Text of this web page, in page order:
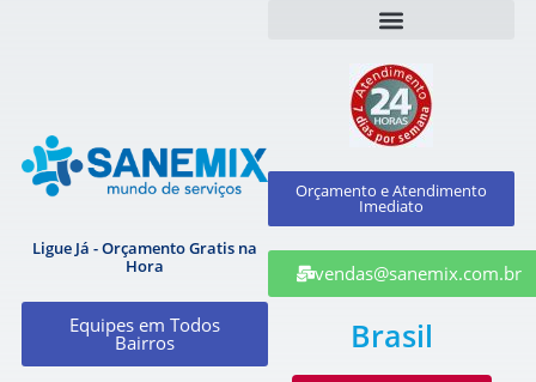
Ligue Já - Orçamento Gratis na
Hora
Equipes em Todos
Bairros
Orçamento e Atendimento
Imediato
vendas@sanemix.com.br
Brasil